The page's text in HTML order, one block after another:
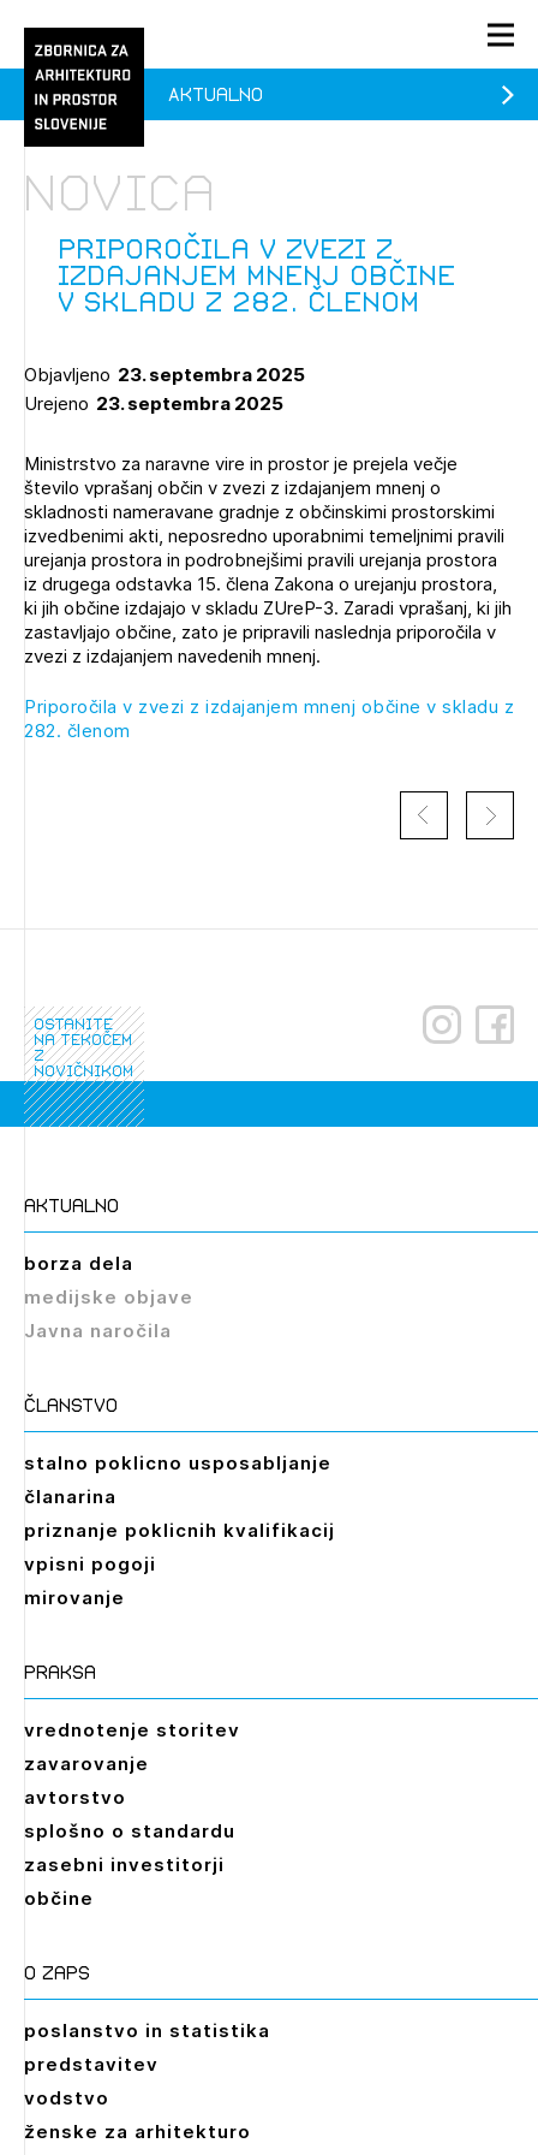
PRIJAVA
Članstvo
O ZAPS
Izbrana vsebina je namenjena le ZAPS
registriranim uporabnikom. Da lahko do nje
dostopate, se je potrebno prijaviti.
PRIJAVITE SE
1/1
Pozdravljeni
PRIJAVITE SE
POZABLJENO GESLO
Priporočila v zvezi z
izdajanjem mnenj občine
v skladu z 282. členom
Novica
Aktualno
Objavljeno 23. septembra 2025
Urejeno 23. septembra 2025
Ministrstvo za naravne vire in prostor je prejela večje
število vprašanj občin v zvezi z izdajanjem mnenj o
skladnosti nameravane gradnje z občinskimi prostorskimi
izvedbenimi akti, neposredno uporabnimi temeljnimi pravili
urejanja prostora in podrobnejšimi pravili urejanja prostora
iz drugega odstavka 15. člena Zakona o urejanju prostora,
ki jih občine izdajajo v skladu ZUreP-3. Zaradi vprašanj, ki jih
zastavljajo občine, zato je pripravili naslednja priporočila v
zvezi z izdajanjem navedenih mnenj.
Priporočila v zvezi z izdajanjem mnenj občine v skladu z
282. členom
ostanite
na tekočem
z
novičnikom
aktualno
borza dela
medijske objave
Javna naročila
članstvo
stalno poklicno usposabljanje
članarina
priznanje poklicnih kvalifikacij
vpisni pogoji
mirovanje
praksa
vrednotenje storitev
zavarovanje
avtorstvo
splošno o standardu
zasebni investitorji
občine
O zaps
poslanstvo in statistika
predstavitev
vodstvo
ženske za arhitekturo
1/2
Prijava na novičnik
Novičnike vam bomo pošiljali na vaš elektronski naslov.
Mesečni novičnik
Novičnik izobraževanj
Novičnik natečajev
Tedenski novičnik javnih naročil
Dnevne medijske objave